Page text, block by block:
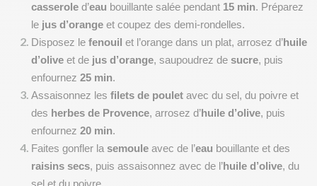
casserole d’eau bouillante salée pendant 15 min. Préparez
le jus d’orange et coupez des demi-rondelles.
Disposez le fenouil et l’orange dans un plat, arrosez d’huile
d’olive et de jus d’orange, saupoudrez de sucre, puis
enfournez 25 min.
Assaisonnez les filets de poulet avec du sel, du poivre et
des herbes de Provence, arrosez d’huile d’olive, puis
enfournez 20 min.
Faites gonfler la semoule avec de l’eau
raisins secs, puis assaisonnez avec de l’huile d’olive, du
sel et du poivre.